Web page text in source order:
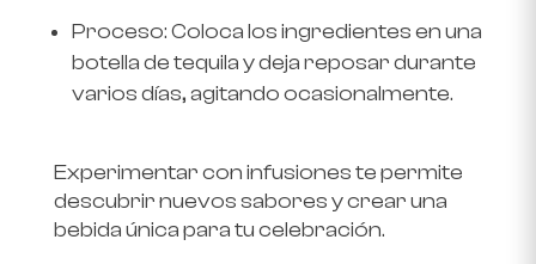
Proceso: Coloca los ingredientes en una
botella de tequila y deja reposar durante
varios días, agitando ocasionalmente.
Experimentar con infusiones te permite
descubrir nuevos sabores y crear una
bebida única para tu celebración.